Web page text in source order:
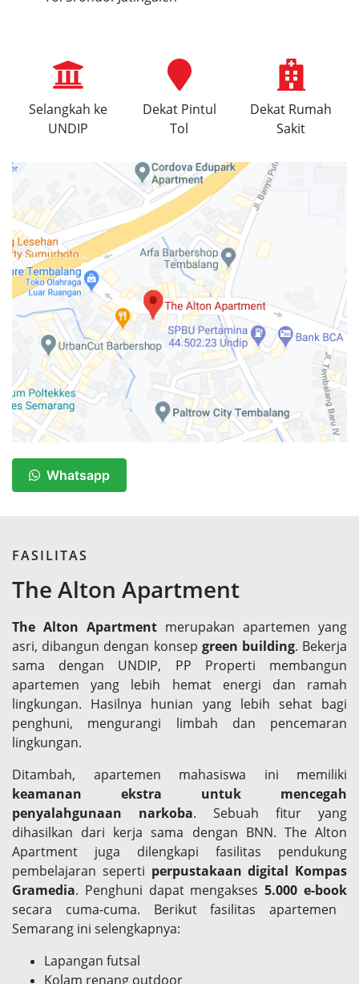
Selangkah ke
UNDIP
Dekat Pintul
Tol
Dekat Rumah
Sakit
Whatsapp
FASILITAS
The Alton Apartment
The Alton Apartment merupakan apartemen yang
asri, dibangun dengan konsep green building. Bekerja
sama dengan UNDIP, PP Properti membangun
apartemen yang lebih hemat energi dan ramah
lingkungan. Hasilnya hunian yang lebih sehat bagi
penghuni, mengurangi limbah dan pencemaran
lingkungan.
Ditambah, apartemen mahasiswa ini memiliki
keamanan ekstra untuk mencegah
penyalahgunaan narkoba. Sebuah fitur yang
dihasilkan dari kerja sama dengan BNN. The Alton
Apartment juga dilengkapi fasilitas pendukung
pembelajaran seperti perpustakaan digital Kompas
Gramedia. Penghuni dapat mengakses5.000 e-book
secara cuma-cuma. Berikut fasilitas apartemen
Semarang ini selengkapnya:
Lapangan futsal
Kolam renang outdoor